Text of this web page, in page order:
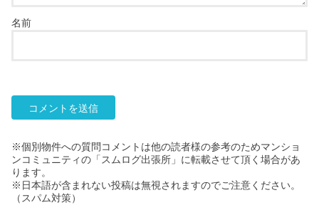
名前
※個別物件への質問コメントは他の読者様の参考のためマンショ
ンコミュニティの「スムログ出張所」に転載させて頂く場合があ
ります。
※日本語が含まれない投稿は無視されますのでご注意ください。
（スパム対策）